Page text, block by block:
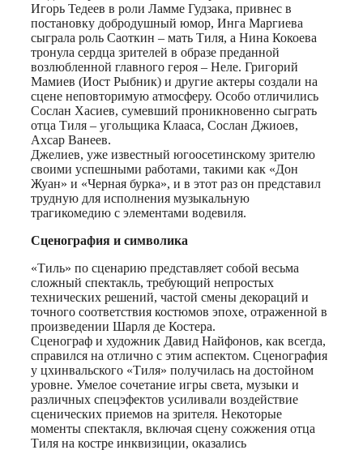
Игорь Тедеев в роли Ламме Гудзака, привнес в
постановку добродушный юмор, Инга Маргиева
сыграла роль Саоткин – мать Тиля, а Нина Кокоева
тронула сердца зрителей в образе преданной
возлюбленной главного героя – Неле. Григорий
Мамиев (Иост Рыбник) и другие актеры создали на
сцене неповторимую атмосферу. Особо отличились
Сослан Хасиев, сумевший проникновенно сыграть
отца Тиля – угольщика Клааса, Сослан Джиоев,
Ахсар Ванеев.
Джелиев, уже известный югоосетинскому зрителю
своими успешными работами, такими как «Дон
Жуан» и «Черная бурка», и в этот раз он представил
трудную для исполнения музыкальную
трагикомедию с элементами водевиля.
Сценография и символика
«Тиль» по сценарию представляет собой весьма
сложный спектакль, требующий непростых
технических решений, частой смены декораций и
точного соответствия костюмов эпохе, отраженной в
произведении Шарля де Костера.
Сценограф и художник Давид Найфонов, как всегда,
справился на отлично с этим аспектом. Сценография
у цхинвальского «Тиля» получилась на достойном
уровне. Умелое сочетание игры света, музыки и
различных спецэфектов усиливали воздействие
сценических приемов на зрителя. Некоторые
моменты спектакля, включая сцену сожжения отца
Тиля на костре инквизиции, оказались